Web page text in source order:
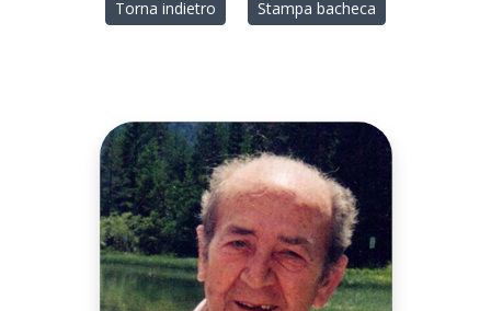
Torna indietro Stampa bacheca